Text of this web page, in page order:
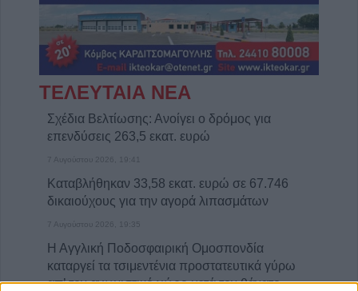
ΤΕΛΕΥΤΑΙΑ ΝΕΑ
Σχέδια Βελτίωσης: Ανοίγει ο δρόμος για
επενδύσεις 263,5 εκατ. ευρώ
7 Αυγούστου 2026, 19:41
Καταβλήθηκαν 33,58 εκατ. ευρώ σε 67.746
δικαιούχους για την αγορά λιπασμάτων
7 Αυγούστου 2026, 19:35
Η Αγγλική Ποδοσφαιρική Ομοσπονδία
καταργεί τα τσιμεντένια προστατευτικά γύρω
απ’ τον αγωνιστικό χώρο μετά τον θάνατο